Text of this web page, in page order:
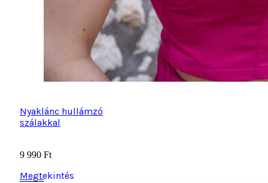
Nyaklánc hullámzó
9 990Ft
Megtekintés